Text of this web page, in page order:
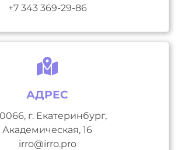
+7 343 369-29-86
АДРЕС
г. Екатеринбург,
Академическая, 16
irro@irro.pro